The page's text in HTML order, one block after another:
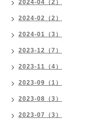
2024-04（2）
2024-02（2）
2024-01（3）
2023-12（7）
2023-11（4）
2023-09（1）
2023-08（3）
2023-07（3）